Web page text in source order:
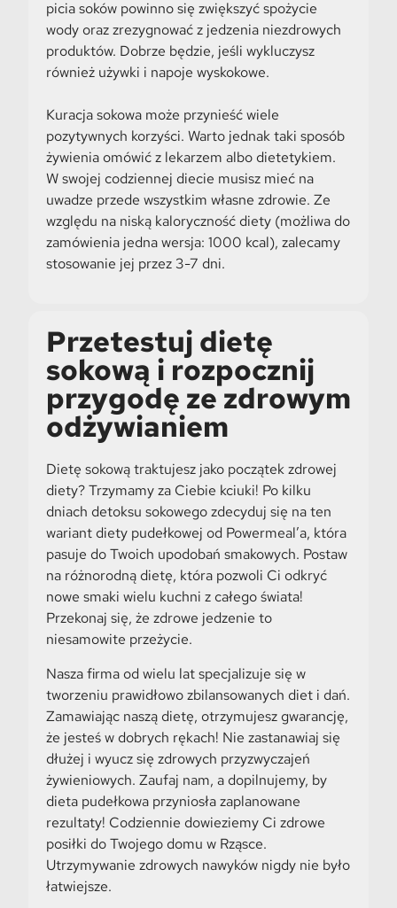
picia soków powinno się zwiększyć spożycie
wody oraz zrezygnować z jedzenia niezdrowych
produktów. Dobrze będzie, jeśli wykluczysz
również używki i napoje wyskokowe.
Kuracja sokowa może przynieść wiele
pozytywnych korzyści. Warto jednak taki sposób
żywienia omówić z lekarzem albo dietetykiem.
W swojej codziennej diecie musisz mieć na
uwadze przede wszystkim własne zdrowie. Ze
względu na niską kaloryczność diety (możliwa do
zamówienia jedna wersja: 1000 kcal), zalecamy
stosowanie jej przez 3-7 dni.
Przetestuj dietę
sokową i rozpocznij
przygodę ze zdrowym
odżywianiem
Dietę sokową traktujesz jako początek zdrowej
diety? Trzymamy za Ciebie kciuki! Po kilku
dniach detoksu sokowego zdecyduj się na ten
wariant diety pudełkowej od Powermeal’a, która
pasuje do Twoich upodobań smakowych. Postaw
na różnorodną dietę, która pozwoli Ci odkryć
nowe smaki wielu kuchni z całego świata!
Przekonaj się, że zdrowe jedzenie to
niesamowite przeżycie.
Nasza firma od wielu lat specjalizuje się w
tworzeniu prawidłowo zbilansowanych diet i dań.
Zamawiając naszą dietę, otrzymujesz gwarancję,
że jesteś w dobrych rękach! Nie zastanawiaj się
dłużej i wyucz się zdrowych przyzwyczajeń
żywieniowych. Zaufaj nam, a dopilnujemy, by
dieta pudełkowa przyniosła zaplanowane
rezultaty! Codziennie dowieziemy Ci zdrowe
posiłki do Twojego domu w Rząsce.
Utrzymywanie zdrowych nawyków nigdy nie było
łatwiejsze.